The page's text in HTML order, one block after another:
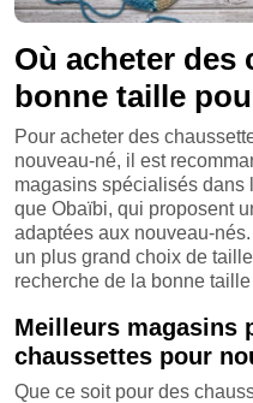
Où acheter des
bonne taille
Pour acheter des
nouveau-né, il est
magasins spécialisés dans
que Obaïbi, qui proposent
adaptées aux nouveau-
un plus grand choix de
recherche de la bonne
Meilleurs magasins
chaussettes pour
Que ce soit pour des